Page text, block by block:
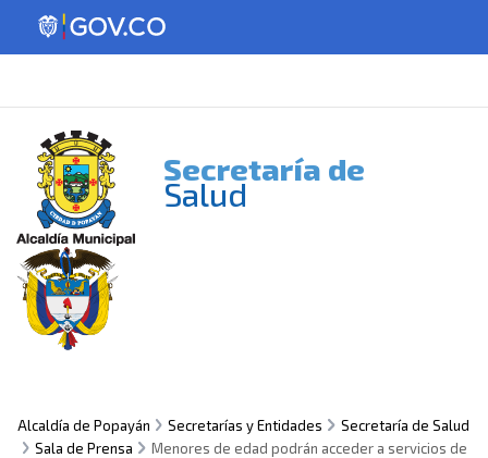
Secretaría de
Salud
Alcaldía de Popayán Secretarías y Entidades
Secretaría de Salud
Sala de Prensa
Menores de edad podrán acceder a servicios de